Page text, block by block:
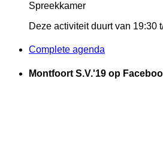
Spreekkamer
Deze activiteit duurt van 19:30
Complete agenda
Montfoort S.V.'19 op